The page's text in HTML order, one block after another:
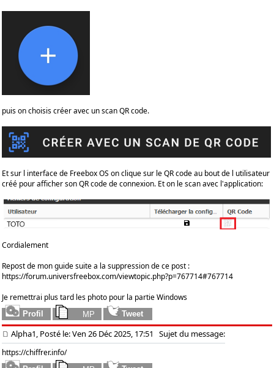
puis on choisis créer avec un scan QR code.
Et sur l interface de Freebox OS on clique sur le QR code au bout de l utilisateur
créé pour afficher son QR code de connexion. Et on le scan avec l'application:
Cordialement
Repost de mon guide suite a la suppression de ce post :
https://forum.universfreebox.com/viewtopic.php?p=767714#767714
Je remettrai plus tard les photo pour la partie Windows
Alpha1, Posté le: Ven 26 Déc 2025, 17:51 Sujet du message:
https://chiffrer.info/